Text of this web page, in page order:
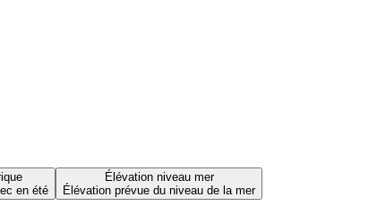
en été
Élévation niveau mer
Élévation prévue du niveau de la mer